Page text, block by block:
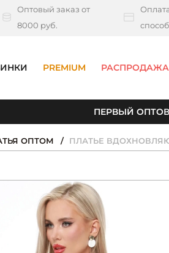
Оптовый заказ от
8000 руб.
PREMIUM РАСПРОДАЖА
ПЕРВЫЙ
ОПТОМ ПЛАТЬЕ